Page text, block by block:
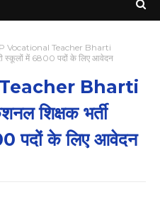
Vocational Teacher Bharti
स्कूलों में 6800 पदों के लिए आवेदन
Bharti
शिक्षक भर्ती
पदों के लिए आवेदन